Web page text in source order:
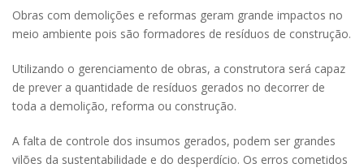
Obras com demolições e reformas geram grande impactos no
meio ambiente pois são formadores de resíduos de construção.
Utilizando o gerenciamento de obras, a construtora será capaz
de prever a quantidade de resíduos gerados no decorrer de
toda a demolição, reforma ou construção.
A falta de controle dos insumos gerados, podem ser grandes
vilões da sustentabilidade e do desperdício. Os erros cometidos